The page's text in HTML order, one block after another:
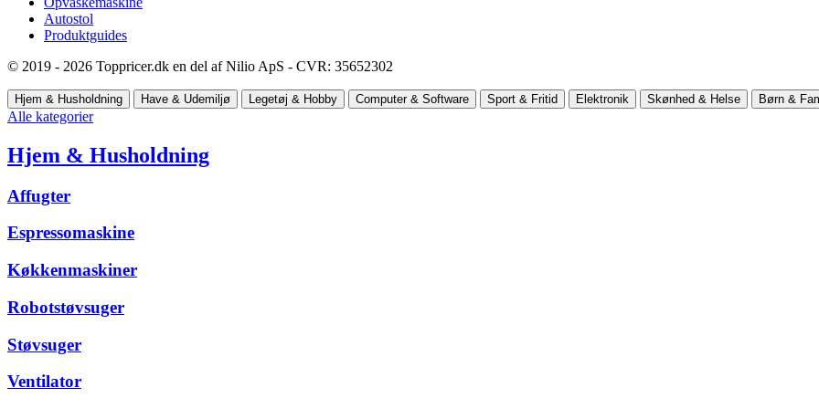
Autostol
Produktguides
© 2019 - 2026 Toppricer.dk en del af Nilio ApS - CVR: 35652302
Hjem & Husholdning Have & Udemiljø Legetøj & Hobby Computer & Software Sport & Fritid Elektronik Skønhed & Helse Børn &
Alle kategorier
Hjem & Husholdning
Affugter
Espressomaskine
Køkkenmaskiner
Robotstøvsuger
Støvsuger
Ventilator